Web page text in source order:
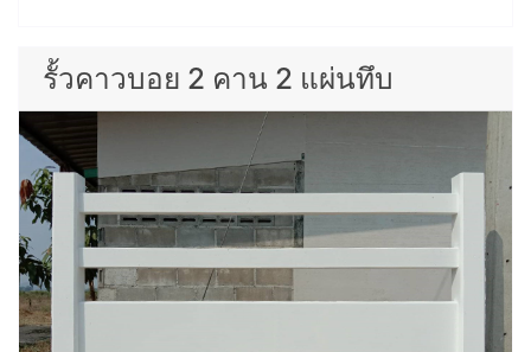
รั้วคาวบอย 2 คาน 2 แผ่นทึบ